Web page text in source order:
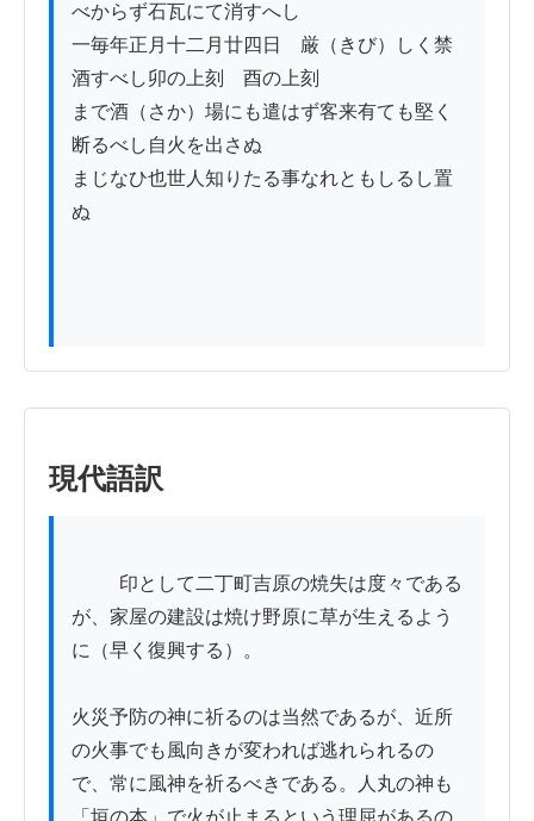
べからず石瓦にて消すへし
一毎年正月十二月廿四日　厳（きび）しく禁
酒すべし卯の上刻ゟ酉の上刻
まで酒（さか）場にも遣はず客来有ても堅く
断るべし自火を出さぬ
まじなひ也世人知りたる事なれともしるし置
ぬ
現代語訳
が、家屋の建設は焼け野原に草が生えるよう
に（早く復興する）。
火災予防の神に祈るのは当然であるが、近所
の火事でも風向きが変われば逃れられるの
で、常に風神を祈るべきである。人丸の神も